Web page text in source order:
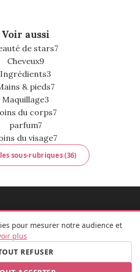
Voir aussi
de stars7
Cheveux9
Ingrédients3
& pieds7
Maquillage3
du corps7
parfum7
du visage7
sous-rubriques (36)
FB IG
pour mesurer notre audience et
plus
REFUSER